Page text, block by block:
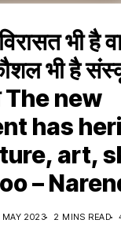
भी है
भी है
The new
has
art,
–
MAY 2023 2 MINS READ